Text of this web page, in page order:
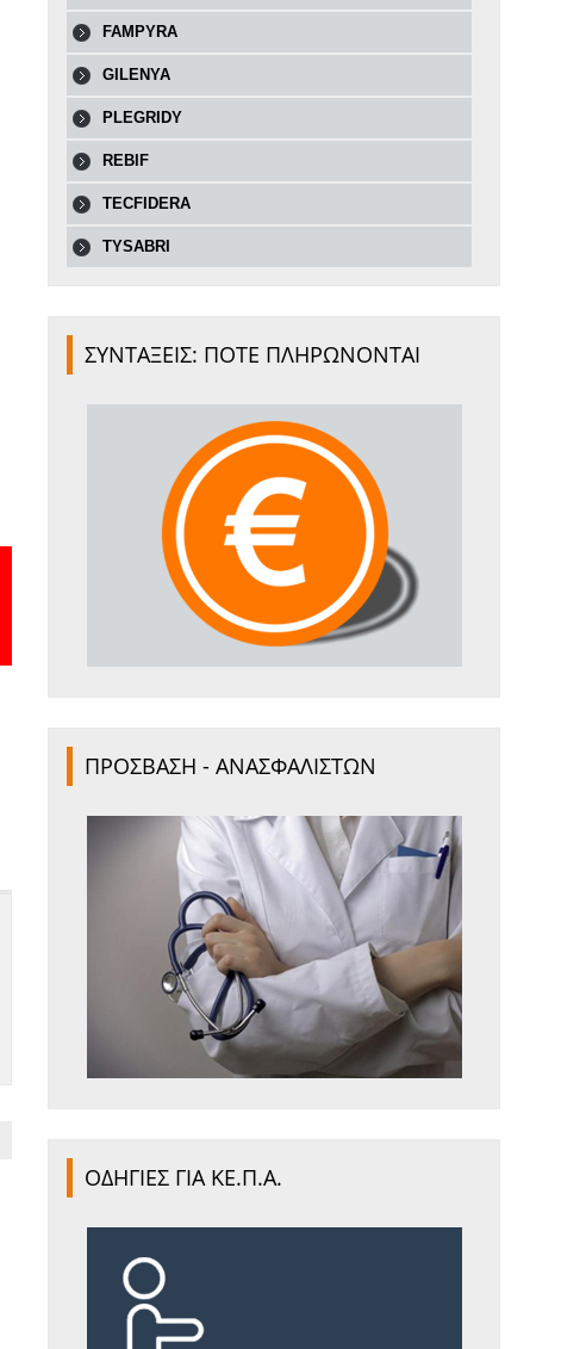
FAMPYRA
GILENYA
PLEGRIDY
REBIF
TECFIDERA
TYSABRI
ΣΥΝΤΑΞΕΙΣ: ΠΟΤΕ ΠΛΗΡΩΝΟΝΤΑΙ
ΠΡΟΣΒΑΣΗ - ΑΝΑΣΦΑΛΙΣΤΩΝ
ΟΔΗΓΙΕΣ ΓΙΑ ΚΕ.Π.Α.